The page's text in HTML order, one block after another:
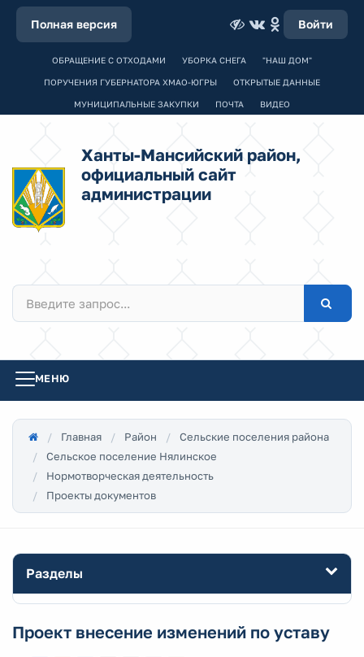
Полная версия Войти
ОБРАЩЕНИЕ С ОТХОДАМИ УБОРКА СНЕГА "НАШ ДОМ"
ПОРУЧЕНИЯ ГУБЕРНАТОРА ХМАО-ЮГРЫ ОТКРЫТЫЕ ДАННЫЕ
МУНИЦИПАЛЬНЫЕ ЗАКУПКИ ПОЧТА ВИДЕО
Ханты-Мансийский район,
официальный сайт
администрации
МЕНЮ
Главная Район
Сельские поселения района
Сельское поселение Нялинское
Нормотворческая деятельность
Проекты документов
Разделы
Проект внесение изменений по уставу